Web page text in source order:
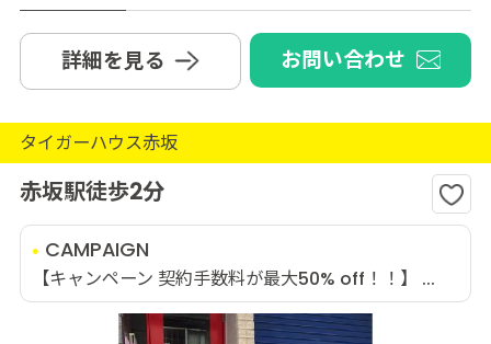
詳細を見る お問い合わせ
タイガーハウス赤坂
赤坂駅徒歩2分
CAMPAIGN
【キャンペーン 契約手数料が最大50% off！！】 ...